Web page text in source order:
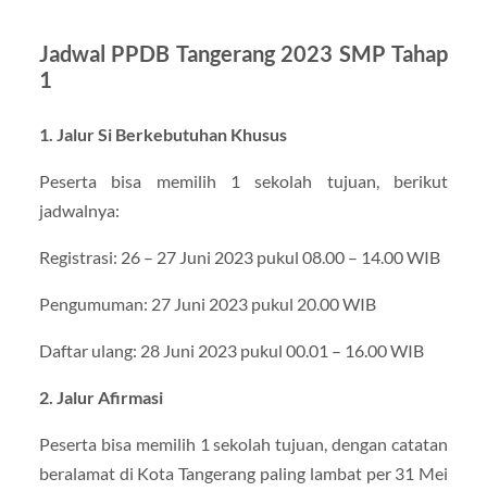
Jadwal PPDB Tangerang 2023 SMP Tahap
1
1. Jalur Si Berkebutuhan Khusus
Peserta bisa memilih 1 sekolah tujuan, berikut
jadwalnya:
Registrasi: 26 – 27 Juni 2023 pukul 08.00 – 14.00 WIB
Pengumuman: 27 Juni 2023 pukul 20.00 WIB
Daftar ulang: 28 Juni 2023 pukul 00.01 – 16.00 WIB
2. Jalur Afirmasi
Peserta bisa memilih 1 sekolah tujuan, dengan catatan
beralamat di Kota Tangerang paling lambat per 31 Mei